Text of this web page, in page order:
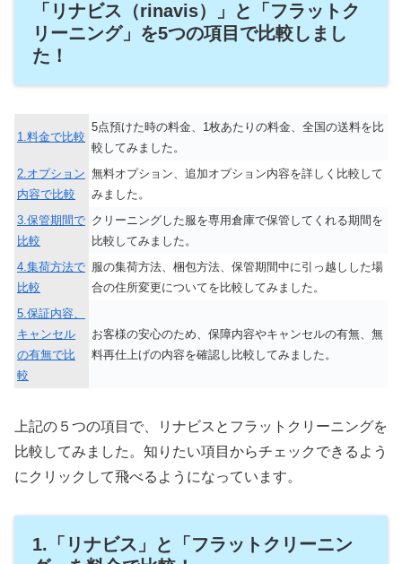
「リナビス（rinavis）」と「フラットク
リーニング」を5つの項目で比較しまし
た！
1.料金で比較
5点預けた時の料金、1枚あたりの料金、全国の送料を比
較してみました。
2.オプション
内容で比較
無料オプション、追加オプション内容を詳しく比較して
みました。
3.保管期間で
比較
クリーニングした服を専用倉庫で保管してくれる期間を
比較してみました。
4.集荷方法で
比較
服の集荷方法、梱包方法、保管期間中に引っ越しした場
合の住所変更についてを比較してみました。
5.保証内容、
キャンセル
の有無で比
較
お客様の安心のため、保障内容やキャンセルの有無、無
料再仕上げの内容を確認し比較してみました。
上記の５つの項目で、リナビスとフラットクリーニングを
比較してみました。知りたい項目からチェックできるよう
にクリックして飛べるようになっています。
1.「リナビス」と「フラットクリーニン